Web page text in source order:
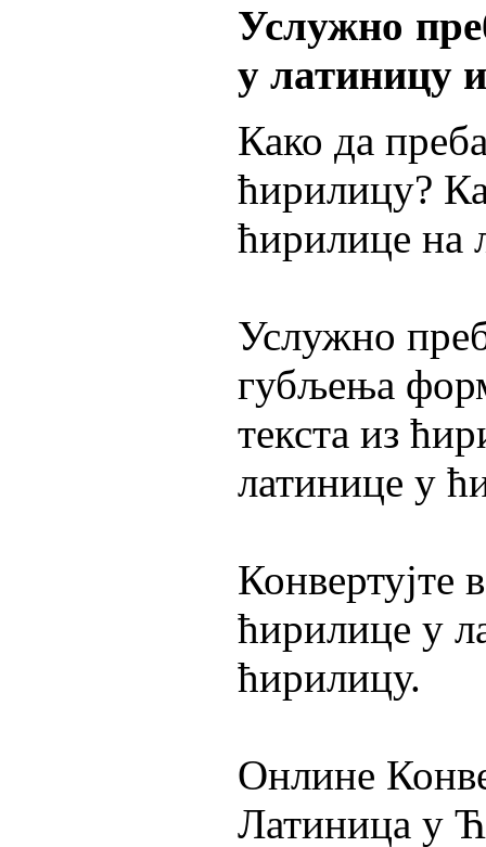
Услужно
у латиницу
Како да
ћирилицу?
ћирилице на
Услужно
губљења
текста из
латинице у
Конвертујте
ћирилице у
ћирилицу.
Онлине
Латиница у